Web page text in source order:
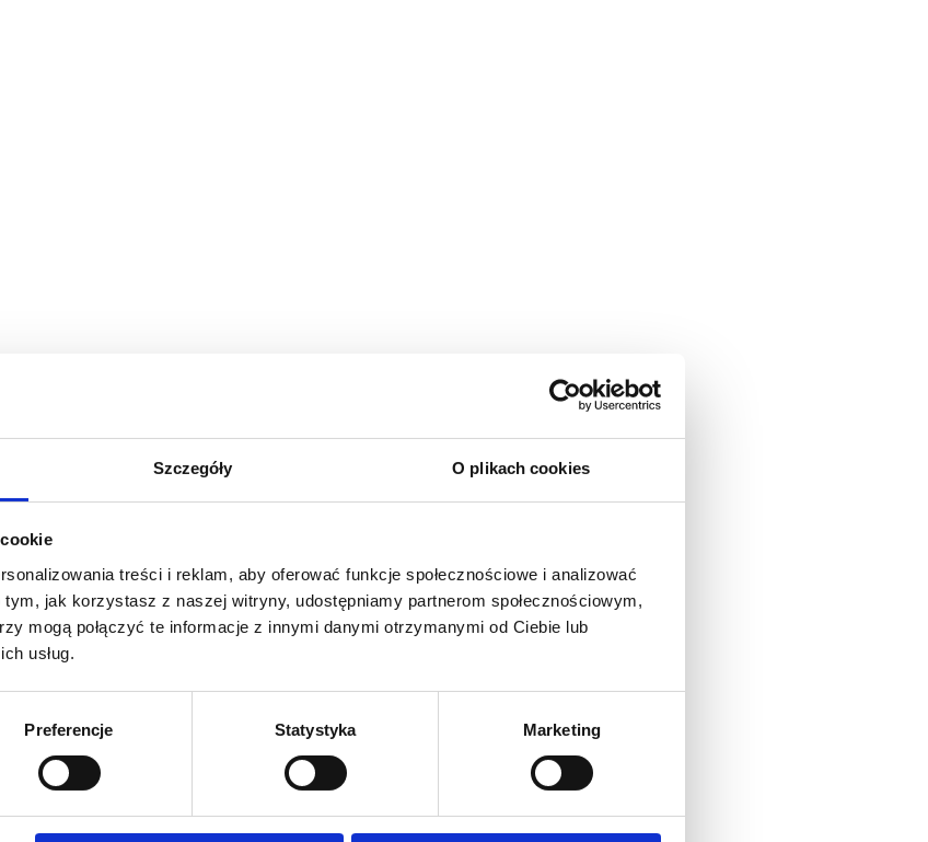
Szczegóły O plikach cookies
treści i reklam, aby oferować funkcje społecznościowe i analizować
jak korzystasz z naszej witryny, udostępniamy partnerom społecznościowym,
mogą połączyć te informacje z innymi danymi otrzymanymi od Ciebie lub
usług.
Preferencje Statystyka Marketing